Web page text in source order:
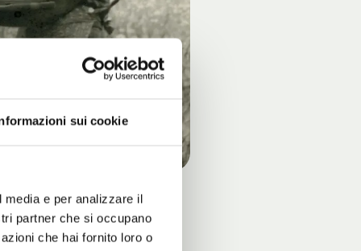
sui cookie
e per analizzare il
partner che si occupano
che hai fornito loro o